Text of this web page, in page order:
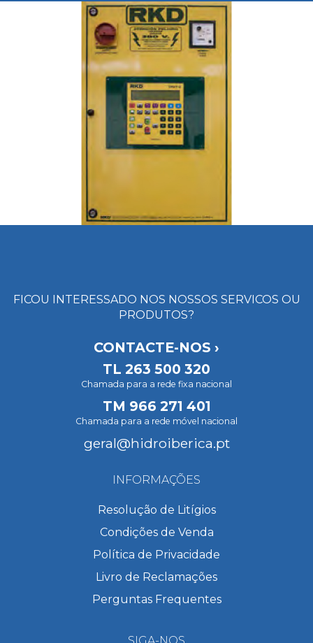
FICOU INTERESSADO NOS NOSSOS SERVICOS OU
PRODUTOS?
CONTACTE-NOS ›
TL 263 500 320
Chamada para a rede fixa nacional
TM 966 271 401
Chamada para a rede móvel nacional
geral@hidroiberica.pt
INFORMAÇÕES
Resolução de Litígios
Condições de Venda
Política de Privacidade
Livro de Reclamações
Perguntas Frequentes